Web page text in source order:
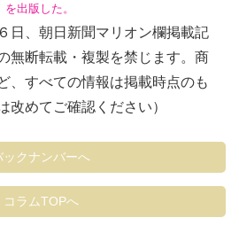
出版した。
日、朝日新聞マリオン欄掲載記
無断転載・複製を禁じます。商
、すべての情報は掲載時点のも
改めてご確認ください）
ックナンバーへ
コラムTOPへ